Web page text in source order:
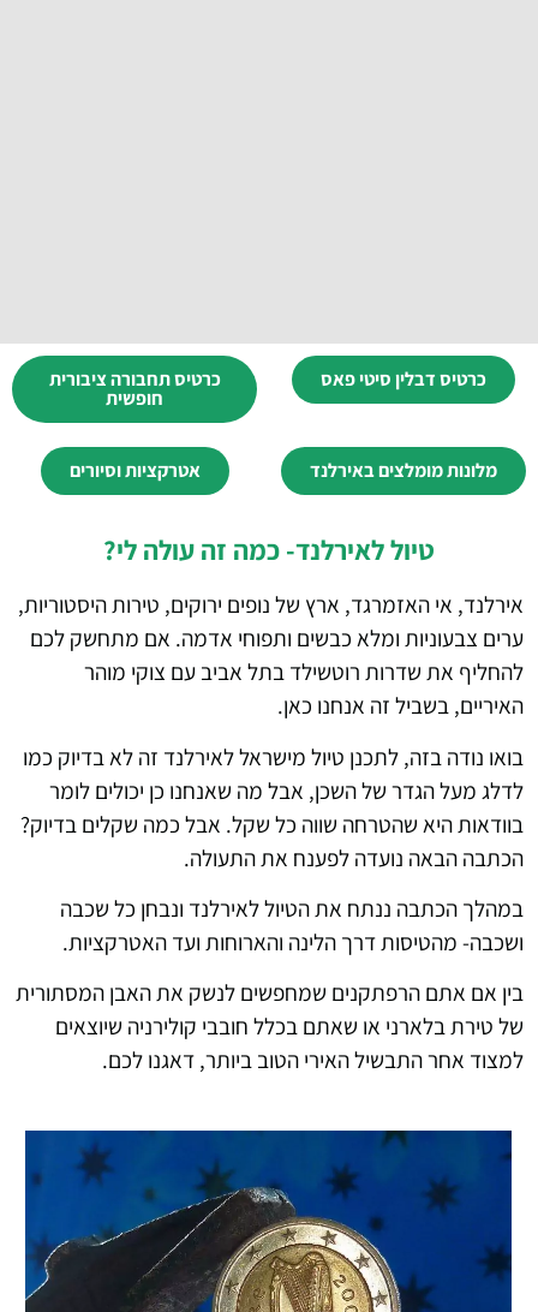
כרטיס דבלין סיטי פאס כרטיס תחבורה ציבורית
חופשית
מלונות מומלצים באירלנד אטרקציות וסיורים
טיול לאירלנד- כמה זה עולה לי?
אירלנד, אי האזמרגד, ארץ של נופים ירוקים, טירות היסטוריות,
ערים צבעוניות ומלא כבשים ותפוחי אדמה. אם מתחשק לכם
להחליף את שדרות רוטשילד בתל אביב עם צוקי מוהר
האיריים, בשביל זה אנחנו כאן.
בואו נודה בזה, לתכנן טיול מישראל לאירלנד זה לא בדיוק כמו
לדלג מעל הגדר של השכן, אבל מה שאנחנו כן יכולים לומר
בוודאות היא שהטרחה שווה כל שקל. אבל כמה שקלים בדיוק?
הכתבה הבאה נועדה לפענח את התעולה.
במהלך הכתבה ננתח את הטיול לאירלנד ונבחן כל שכבה
ושכבה- מהטיסות דרך הלינה והארוחות ועד האטרקציות.
בין אם אתם הרפתקנים שמחפשים לנשק את האבן המסתורית
של טירת בלארני או שאתם בכלל חובבי קולירניה שיוצאים
למצוד אחר התבשיל האירי הטוב ביותר, דאגנו לכם.